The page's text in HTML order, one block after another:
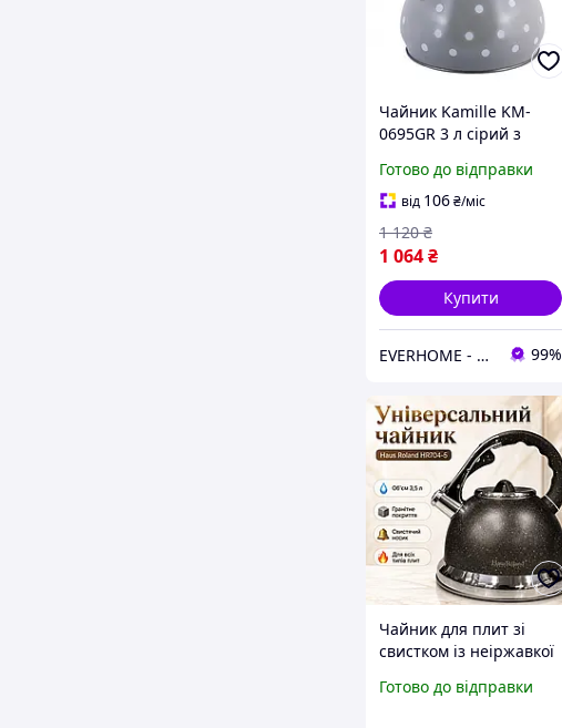
Чайник Kamille KM-
0695GR 3 л сірий з
свистком, бакелітова
ручка
Готово до відправки
від 106₴/міс
1 064₴
1 120 ₴
Купити
EVERHOME - Затишок для дому 99%
Чайник для плит зі
свистком із неіржавкої
дном, Безпечний
Готово до відправки